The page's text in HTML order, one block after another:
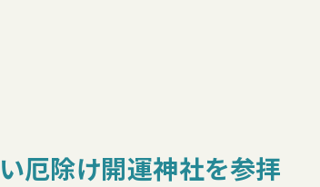
厄除け開運神社を参拝